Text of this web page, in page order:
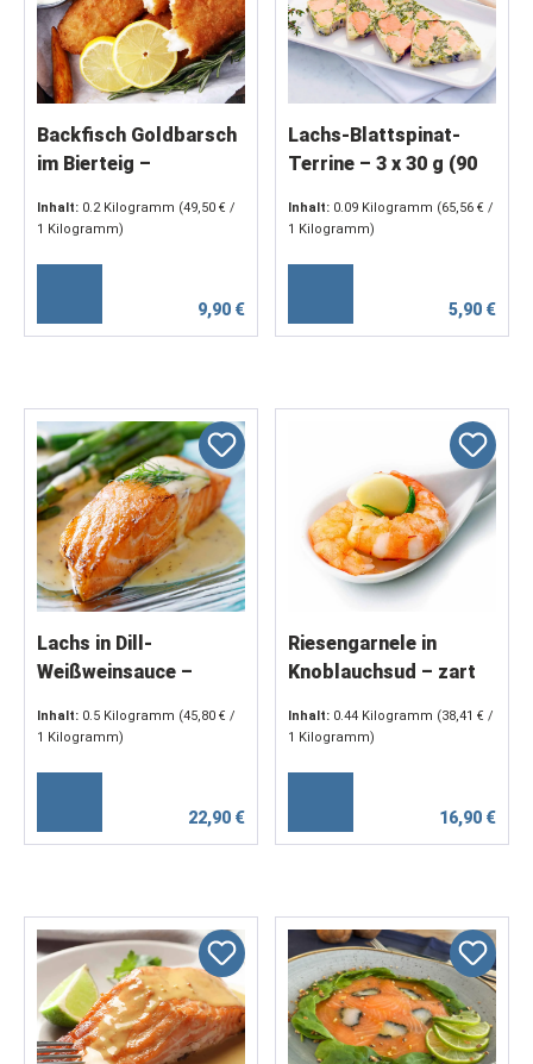
Backfisch Goldbarsch
im Bierteig –
Bierteigmantel (2 x 100
Inhalt: 0.2 Kilogramm (49,50 € /
1 Kilogramm)
9,90 €
Lachs-Blattspinat-
Terrine – 3 x 30 g (90
Inhalt: 0.09 Kilogramm (65,56 € /
1 Kilogramm)
5,90 €
Lachs in Dill-
Weißweinsauce –
feiner Rahmsauce (2 x
Inhalt: 0.5 Kilogramm (45,80 € /
1 Kilogramm)
22,90 €
Riesengarnele in
Knoblauchsud – zart
feiner
Inhalt: 0.44 Kilogramm (38,41 € /
1 Kilogramm)
16,90 €